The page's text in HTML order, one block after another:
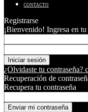
CONTACTO
Registrarse
¡Bienvenido! Ingresa en tu
¿Olvidaste tu contraseña?
Recuperación de
Recupera tu contraseña